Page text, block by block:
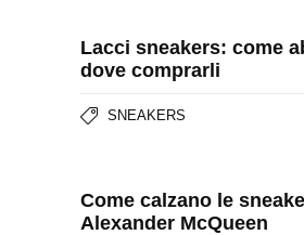
Lacci sneakers: come
dove comprarli
SNEAKERS
Come calzano le
Alexander McQueen